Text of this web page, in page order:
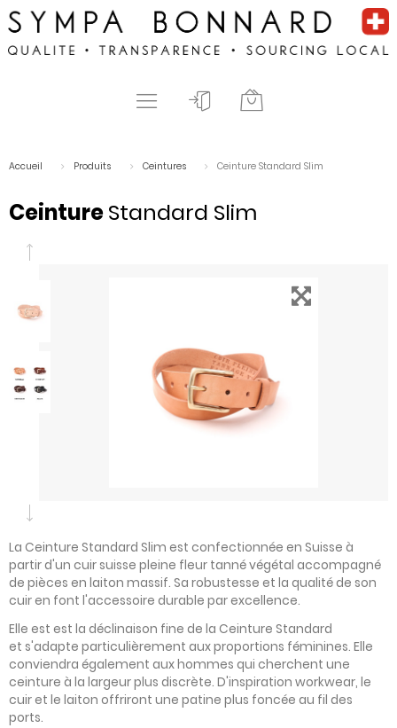
Accueil Produits Ceintures Ceinture Standard Slim
CeintureStandard Slim
La Ceinture Standard Slim est confectionnée en Suisse à
partir d'un cuir suisse pleine fleur tanné végétal accompagné
de pièces en laiton massif. Sa robustesse et la qualité de son
cuir en font l'accessoire durable par excellence.
Elle est est la déclinaison fine de la Ceinture Standard
et s'adapte particulièrement aux proportions féminines. Elle
conviendra également aux hommes qui cherchent une
ceinture à la largeur plus discrète. D'inspiration workwear, le
cuir et le laiton offriront une patine plus foncée au fil des
ports.